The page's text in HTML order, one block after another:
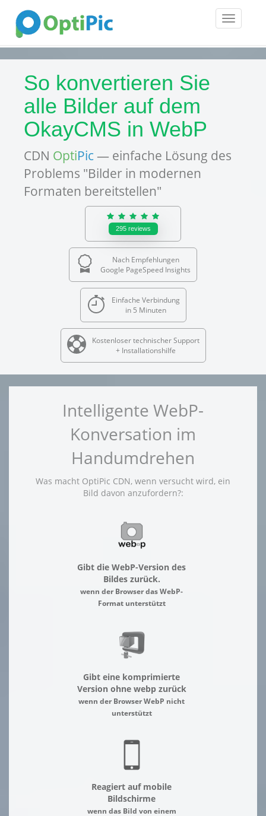
Toggle
So konvertieren Sie
alle Bilder auf dem
OkayCMS in WebP
CDN OptiPic — einfache Lösung des
Problems "Bilder in modernen
Formaten bereitstellen"
295 reviews
Nach Empfehlungen
Google PageSpeed Insights
Einfache Verbindung
in 5 Minuten
Kostenloser technischer Support
+ Installationshilfe
Intelligente WebP-
Konversation im
Handumdrehen
Was macht OptiPic CDN, wenn versucht wird, ein
Bild davon anzufordern?:
Gibt die WebP-Version des
Bildes zurück.
wenn der Browser das WebP-
Format unterstützt
Gibt eine komprimierte
Version ohne webp zurück
wenn der Browser WebP nicht
unterstützt
Reagiert auf mobile
Bildschirme
wenn das Bild von einem